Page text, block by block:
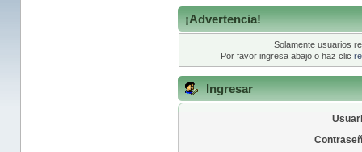
¡Advertencia!
Solamente usuarios
Por favor ingresa abajo o haz clic
Ingresar